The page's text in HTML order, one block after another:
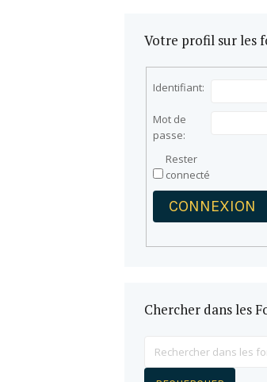
Votre profil sur les
Identifiant:
Mot de
passe:
Rester
connecté
CONNEXION
Chercher dans les